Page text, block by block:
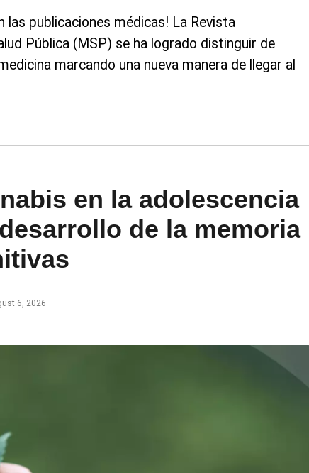
las publicaciones médicas! La Revista
Pública (MSP) se ha logrado distinguir de
marcando una nueva manera de llegar al
en la adolescencia
de la memoria
6, 2026